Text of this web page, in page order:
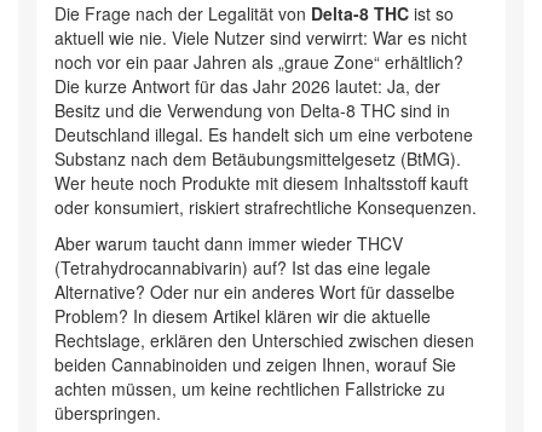
Die Frage nach der Legalität von Delta-8 THC ist so
aktuell wie nie. Viele Nutzer sind verwirrt: War es nicht
noch vor ein paar Jahren als „graue Zone“ erhältlich?
Die kurze Antwort für das Jahr 2026 lautet: Ja, der
Besitz und die Verwendung von Delta-8 THC sind in
Deutschland illegal. Es handelt sich um eine verbotene
Substanz nach dem Betäubungsmittelgesetz (BtMG).
Wer heute noch Produkte mit diesem Inhaltsstoff kauft
oder konsumiert, riskiert strafrechtliche Konsequenzen.
Aber warum taucht dann immer wieder THCV
(Tetrahydrocannabivarin) auf? Ist das eine legale
Alternative? Oder nur ein anderes Wort für dasselbe
Problem? In diesem Artikel klären wir die aktuelle
Rechtslage, erklären den Unterschied zwischen diesen
beiden Cannabinoiden und zeigen Ihnen, worauf Sie
achten müssen, um keine rechtlichen Fallstricke zu
überspringen.